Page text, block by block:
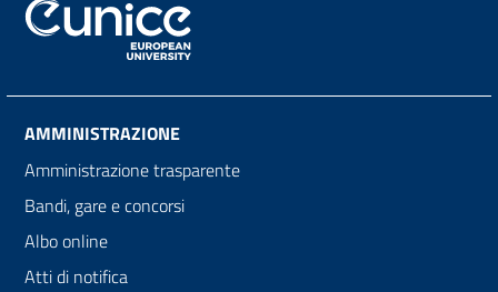
AMMINISTRAZIONE
Amministrazione trasparente
Bandi, gare e concorsi
Albo online
Atti di notifica